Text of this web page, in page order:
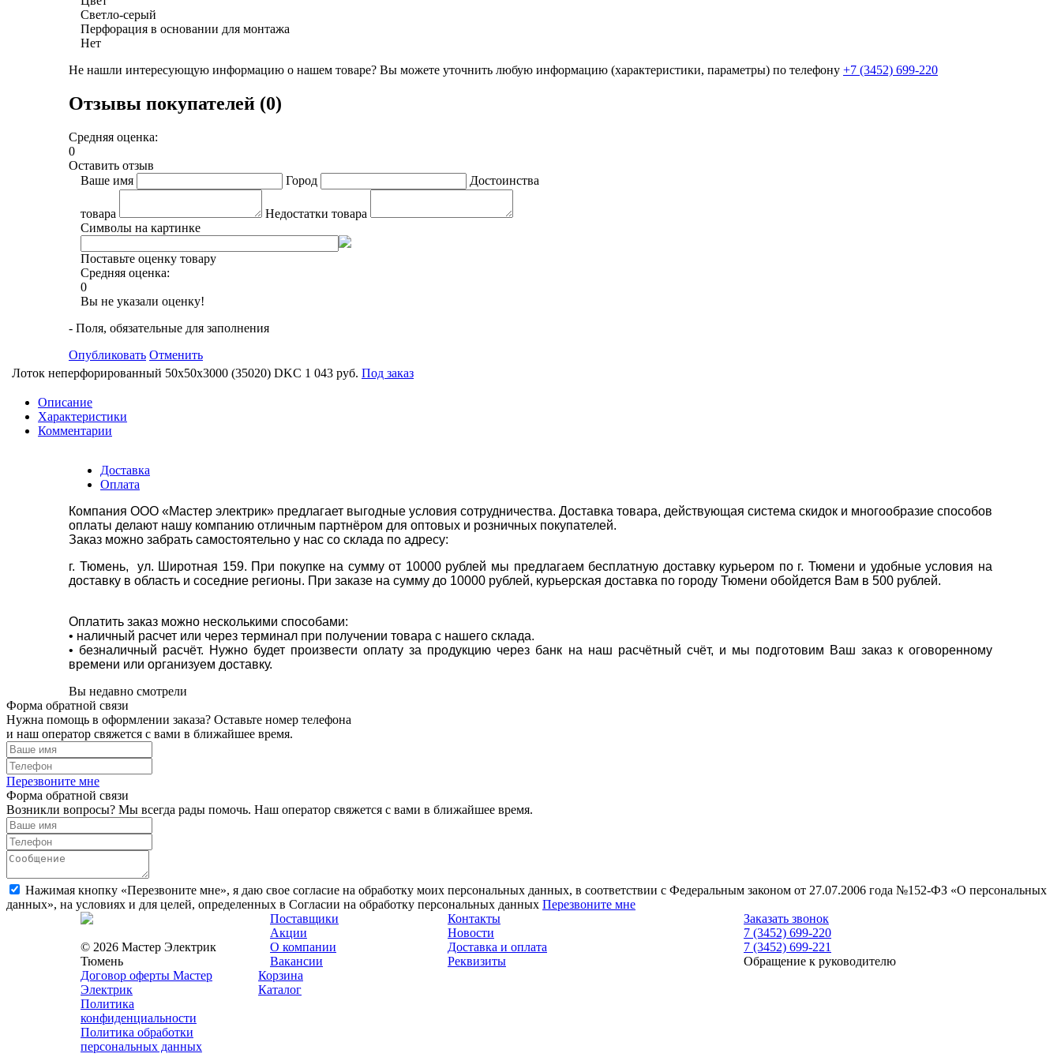
Светло-серый
Перфорация в основании для монтажа
Нет
Не нашли интересующую информацию о нашем товаре? Вы можете уточнить любую информацию (характеристики, параметры) по телефону +7 (3452) 699-220
Отзывы покупателей (0)
Средняя оценка:
0
Оставить отзыв
Ваше имя
Город Достоинства
товара
Недостатки товара
Символы на картинке
Поставьте оценку товару
Средняя оценка:
0
Вы не указали оценку!
- Поля, обязательные для заполнения
Опубликовать Отменить
Лоток неперфорированный 50х50х3000 (35020) DKC 1 043 руб. Под заказ
Описание
Характеристики
Комментарии
Доставка
Оплата
Компания ООО «Мастер электрик» предлагает выгодные условия сотрудничества. Доставка товара, действующая система скидок и многообразие способов
оплаты делают нашу компанию отличным партнёром для оптовых и розничных покупателей.
Заказ можно забрать самостоятельно у нас со склада по адресу:
г. Тюмень, ул. Широтная 159. При покупке на сумму от 10000 рублей мы предлагаем бесплатную доставку курьером по г. Тюмени и удобные условия на
доставку в область и соседние регионы. При заказе на сумму до 10000 рублей, курьерская доставка по городу Тюмени обойдется Вам в 500 рублей.
Оплатить заказ можно несколькими способами:
• наличный расчет или через терминал при получении товара с нашего склада.
• безналичный расчёт. Нужно будет произвести оплату за продукцию через банк на наш расчётный счёт, и мы подготовим Ваш заказ к оговоренному
времени или организуем доставку.
Вы недавно смотрели
Форма обратной связи
Нужна помощь в оформлении заказа? Оставьте номер телефона
и наш оператор свяжется с вами в ближайшее время.
Перезвоните мне
Форма обратной связи
Возникли вопросы? Мы всегда рады помочь. Наш оператор свяжется с вами в ближайшее время.
Нажимая кнопку «Перезвоните мне», я даю свое согласие на обработку моих персональных данных, в соответствии с Федеральным законом от 27.07.2006 года №152-ФЗ «О персональных
данных», на условиях и для целей, определенных в Согласии на обработку персональных данных Перезвоните мне
© 2026 Мастер Электрик
Тюмень
Договор оферты Мастер
Электрик
Политика
конфиденциальности
Политика обработки
персональных данных
Поставщики
Контакты
Акции
Новости
О компании
Доставка и оплата
Вакансии
Реквизиты
Заказать звонок
7 (3452) 699-220
7 (3452) 699-221
Обращение к руководителю
Корзина
Каталог